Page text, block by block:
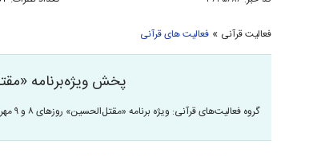
فعالیت قرآنی » فعالیت های قرآنی
پخش ویژه‌برنامه
گروه فعالیت‌های قرآنی: ویژه برنامه «مقتل‌الحسین» روزهای ۸ و ۹ مهرماه همزمان با تاسوعا و عاشورای حسینی از رادیو قرآن پخش می‌شود.